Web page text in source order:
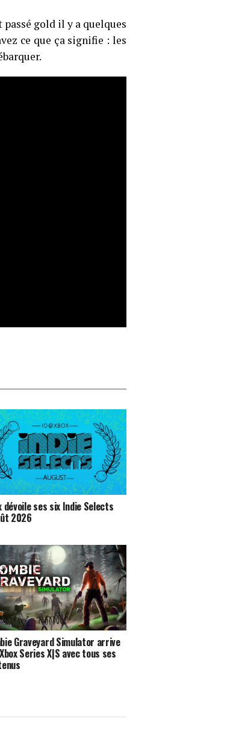
passé gold il y a quelques
ce que ça signifie : les
dévoile ses six Indie Selects
2026
Graveyard Simulator arrive
Series X|S avec tous ses